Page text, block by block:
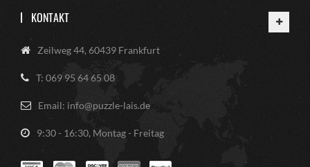
KONTAKT
Zeilweg 44, 60439 Frankfurt
T: 069 95 64 65 08
Email: info@puzzle-lais.de
9:30 - 16:30, Montag - Freitag